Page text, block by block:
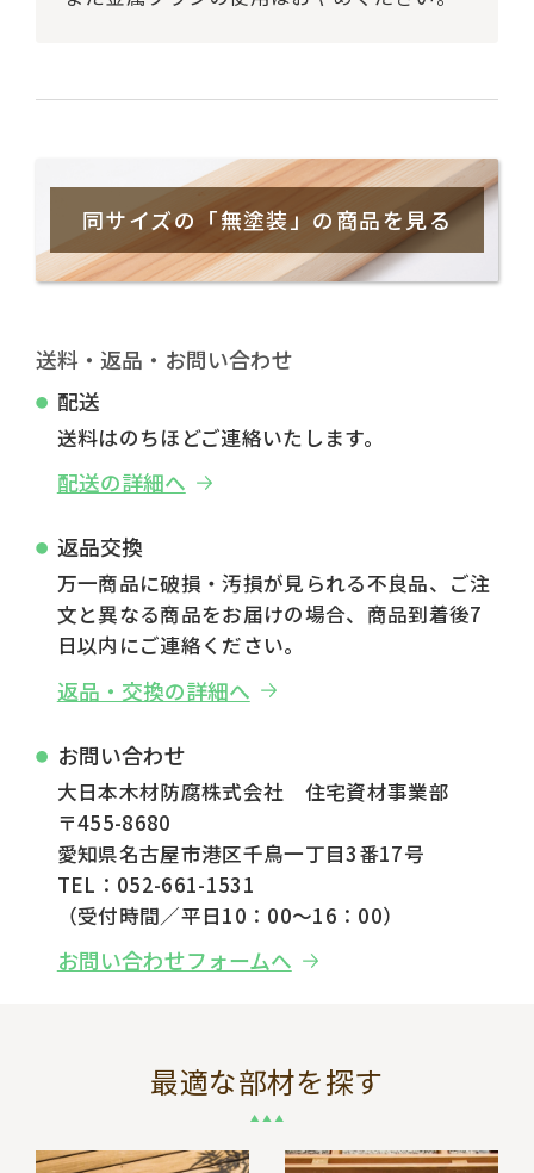
同サイズの「無塗装」の商品を見る
送料・返品・お問い合わせ
配送
送料はのちほどご連絡いたします。
配送の詳細へ
返品交換
万一商品に破損・汚損が見られる不良品、ご注
文と異なる商品をお届けの場合、商品到着後7
日以内にご連絡ください。
返品・交換の詳細へ
お問い合わせ
大日本木材防腐株式会社 住宅資材事業部
〒455-8680
愛知県名古屋市港区千鳥一丁目3番17号
TEL：052-661-1531
（受付時間／平日10：00～16：00）
お問い合わせフォームへ
最適な部材を探す